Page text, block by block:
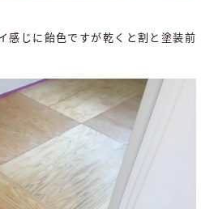
感じに飴色ですが乾くと割と塗装前